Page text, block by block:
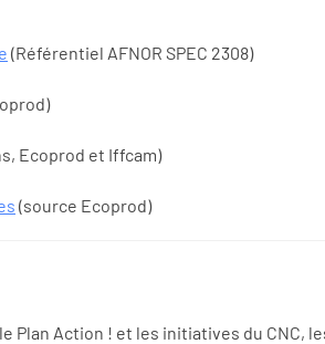
(Référentiel AFNOR SPEC 2308)
Ecoprod et Iffcam)
(source Ecoprod)
Action ! et les initiatives du CNC,